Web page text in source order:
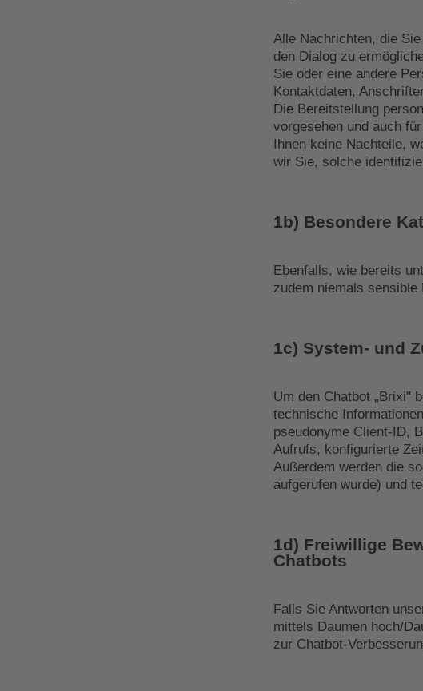
Alle Nachrichten, die
den Dialog zu
Sie oder eine andere
Kontaktdaten,
Die Bereitstellung
vorgesehen und auch
Ihnen keine Nachteile,
wir Sie, solche
1b) Besondere
Ebenfalls, wie bereits
zudem niemals sensible
1c) System- und
Um den Chatbot „Brixi"
technische
pseudonyme Client-ID,
Aufrufs, konfigurierte
Außerdem werden die
aufgerufen wurde) und
1d) Freiwillige
Chatbots
Falls Sie Antworten
mittels Daumen hoch/
zur Chatbot-